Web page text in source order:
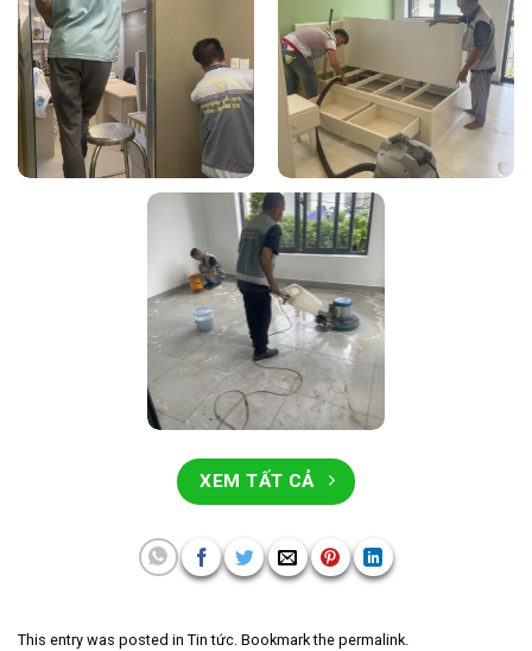
XEM TẤT CẢ
This entry was posted in Tin tức. Bookmark the permalink.